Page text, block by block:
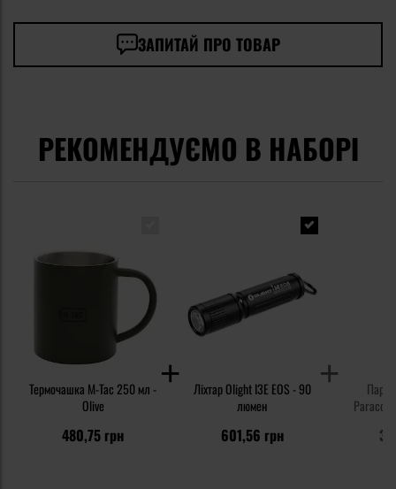
ЗАПИТАЙ ПРО ТОВАР
РЕКОМЕНДУЄМО В НАБОРІ
Термочашка M-Tac 250 мл -
Olive
480,75 грн
Ліхтар Olight I3E EOS - 90
люмен
601,56 грн